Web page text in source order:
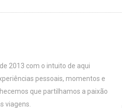
2013 com o intuito de aqui
pessoais, momentos e
que partilhamos a paixão
viagens.